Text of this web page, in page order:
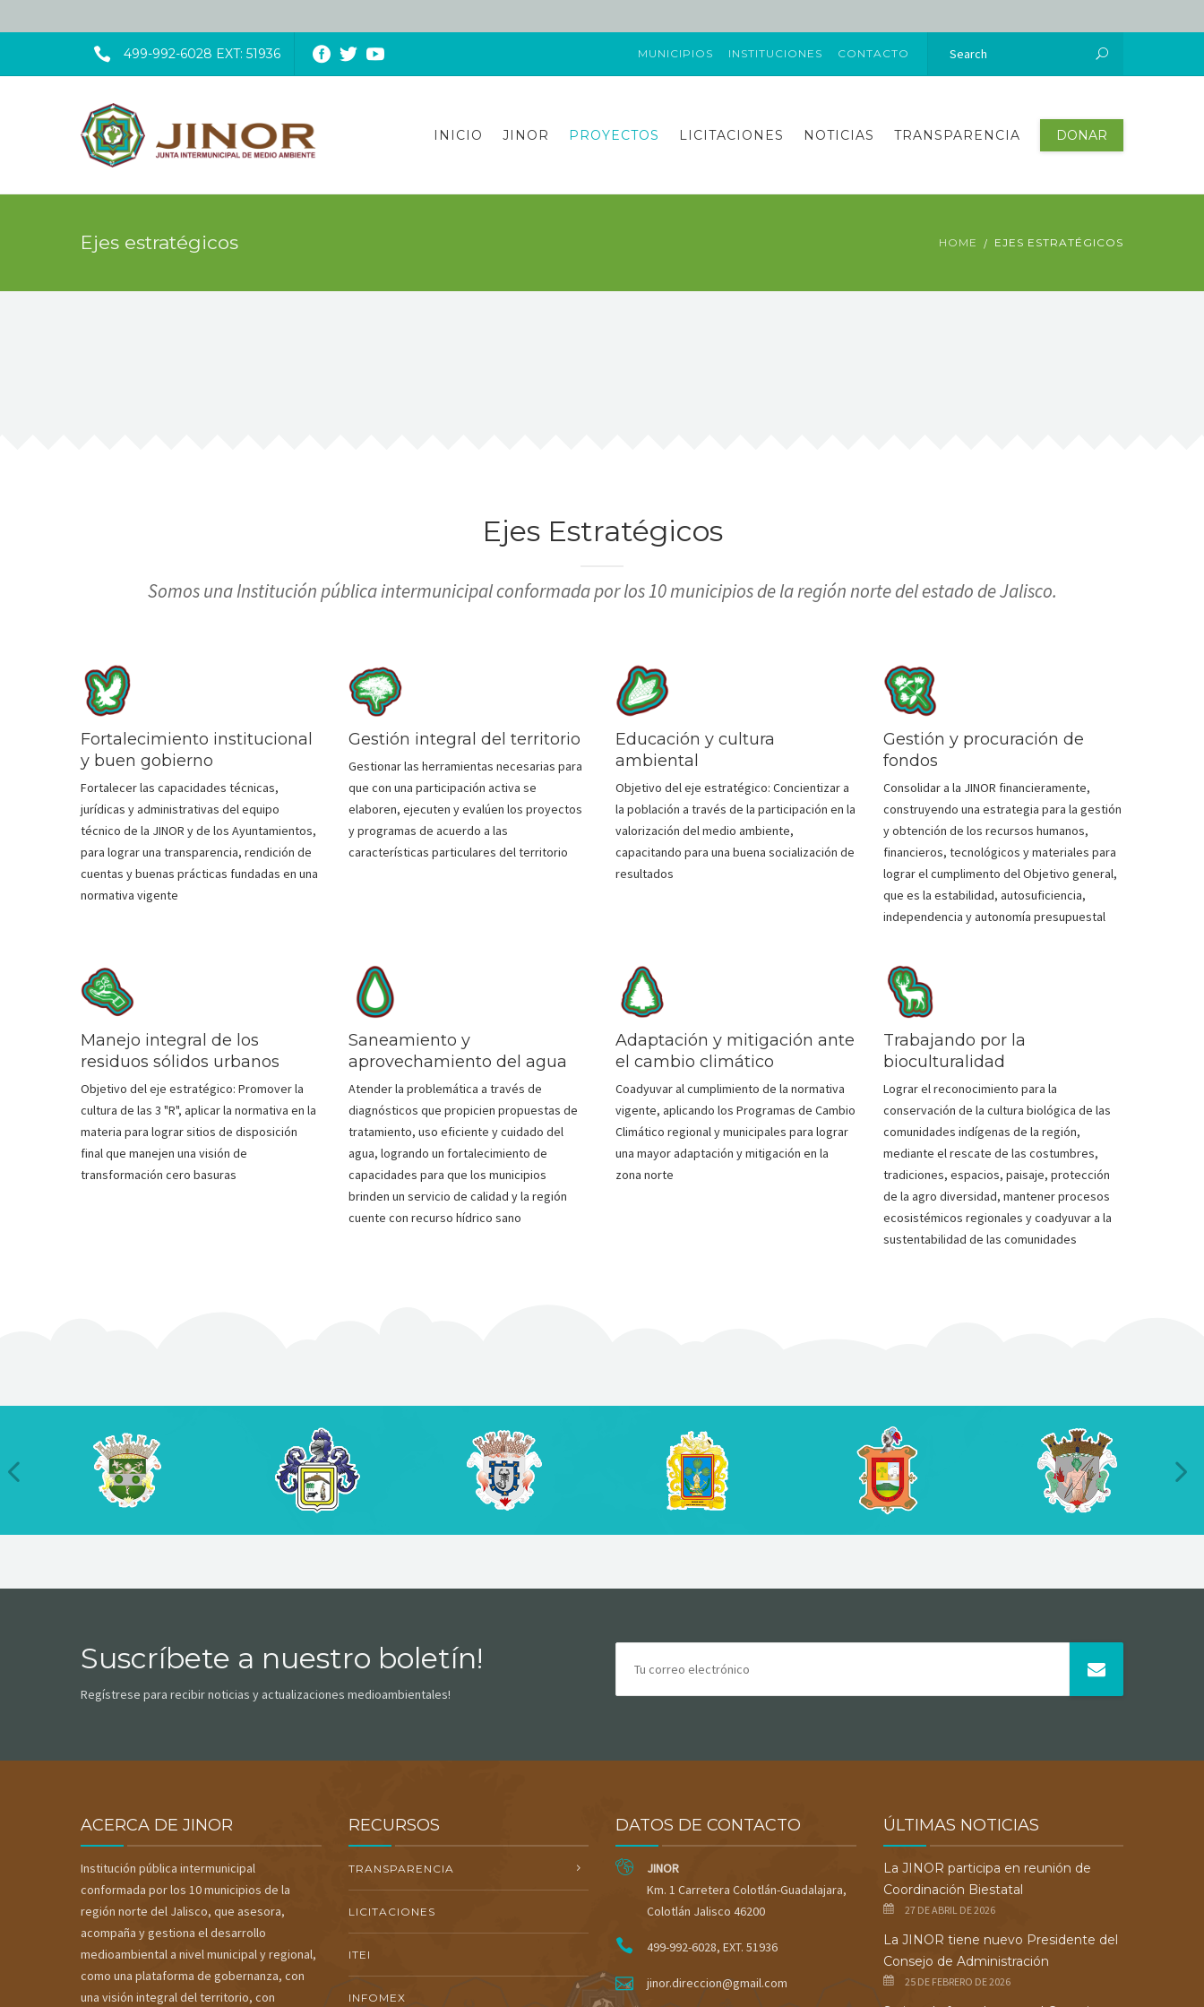
499-992-6028 EXT: 51936 MUNICIPIOS INSTITUCIONES CONTACTO
INICIO JINOR PROYECTOS LICITACIONES NOTICIAS TRANSPARENCIA DONAR
Ejes estratégicos HOME EJES ESTRATÉGICOS
Ejes Estratégicos
Somos una Institución pública intermunicipal conformada por los 10 municipios de la región norte del estado de Jalisco.
Fortalecimiento institucional
y buen gobierno
Fortalecer las capacidades técnicas,
jurídicas y administrativas del equipo
técnico de la JINOR y de los Ayuntamientos,
para lograr una transparencia, rendición de
cuentas y buenas prácticas fundadas en una
normativa vigente
Gestión integral del territorio
Gestionar las herramientas necesarias para
que con una participación activa se
elaboren, ejecuten y evalúen los proyectos
y programas de acuerdo a las
características particulares del territorio
Educación y cultura
ambiental
Objetivo del eje estratégico: Concientizar a
la población a través de la participación en la
valorización del medio ambiente,
capacitando para una buena socialización de
resultados
Gestión y procuración de
fondos
Consolidar a la JINOR financieramente,
construyendo una estrategia para la gestión
y obtención de los recursos humanos,
financieros, tecnológicos y materiales para
lograr el cumplimento del Objetivo general,
que es la estabilidad, autosuficiencia,
independencia y autonomía presupuestal
Manejo integral de los
residuos sólidos urbanos
Objetivo del eje estratégico: Promover la
cultura de las 3 "R", aplicar la normativa en la
materia para lograr sitios de disposición
final que manejen una visión de
transformación cero basuras
Saneamiento y
aprovechamiento del agua
Atender la problemática a través de
diagnósticos que propicien propuestas de
tratamiento, uso eficiente y cuidado del
agua, logrando un fortalecimiento de
capacidades para que los municipios
brinden un servicio de calidad y la región
cuente con recurso hídrico sano
Adaptación y mitigación ante
el cambio climático
Coadyuvar al cumplimiento de la normativa
vigente, aplicando los Programas de Cambio
Climático regional y municipales para lograr
una mayor adaptación y mitigación en la
zona norte
Trabajando por la
bioculturalidad
Lograr el reconocimiento para la
conservación de la cultura biológica de las
comunidades indígenas de la región,
mediante el rescate de las costumbres,
tradiciones, espacios, paisaje, protección
de la agro diversidad, mantener procesos
ecosistémicos regionales y coadyuvar a la
sustentabilidad de las comunidades
Suscríbete a nuestro boletín!
Regístrese para recibir noticias y actualizaciones medioambientales!
ACERCA DE JINOR
Institución pública intermunicipal
conformada por los 10 municipios de la
región norte del Jalisco, que asesora,
acompaña y gestiona el desarrollo
medioambiental a nivel municipal y regional,
como una plataforma de gobernanza, con
una visión integral del territorio, con
RECURSOS
TRANSPARENCIA
LICITACIONES
ITEI
INFOMEX
DATOS DE CONTACTO
JINOR
Km. 1 Carretera Colotlán-Guadalajara,
Colotlán Jalisco 46200
499-992-6028, EXT. 51936
jinor.direccion@gmail.com
ÚLTIMAS NOTICIAS
La JINOR participa en reunión de
Coordinación Biestatal
27 DE ABRIL DE 2026
La JINOR tiene nuevo Presidente del
Consejo de Administración
25 DE FEBRERO DE 2026